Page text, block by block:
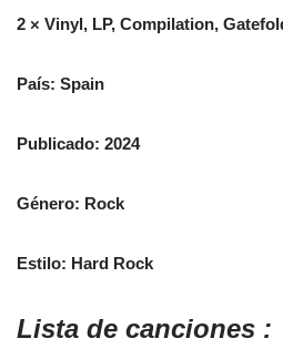
2 × Vinyl, LP, Compilation,
País: Spain
Publicado: 2024
Género: Rock
Estilo: Hard Rock
Lista de canciones :